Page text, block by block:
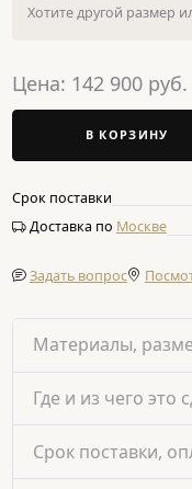
Хотите другой размер
Цена: 142 900руб.
В КОРЗИНУ
Срок поставки
Доставка по Москве
Задать вопрос
Материалы,
Где и из чего это
Срок поставки,